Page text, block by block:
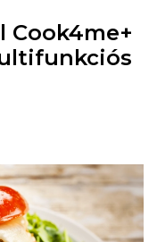
Cook4me+